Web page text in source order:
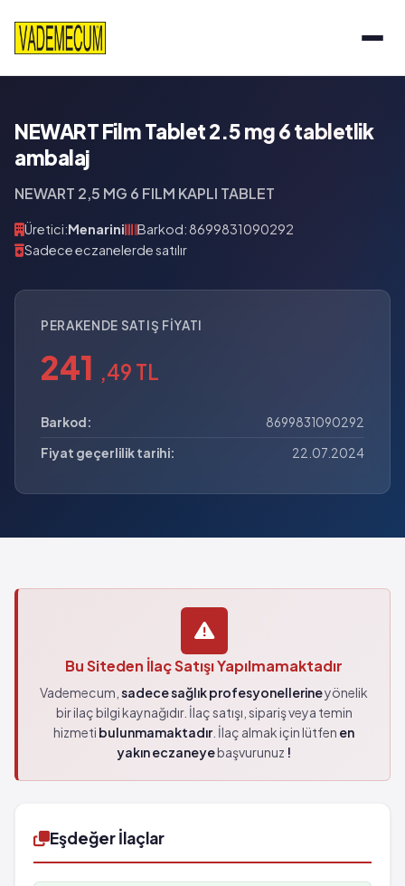
NEWART Film Tablet 2.5 mg 6 tabletlik
ambalaj
NEWART 2,5 MG 6 FILM KAPLI TABLET
Üretici:Menarini
Barkod: 8699831090292
Sadece eczanelerde satılır
PERAKENDE SATIŞ FIYATI
241 ,49 TL
Barkod:
8699831090292
Fiyat geçerlilik tarihi:
22.07.2024
Bu Siteden İlaç Satışı Yapılmamaktadır
Vademecum, sadece sağlık profesyonellerineyönelik
bir ilaç bilgi kaynağıdır. İlaç satışı, sipariş veya temin
hizmeti bulunmamaktadır. İlaç almak için lütfen en
yakın eczaneyebaşvurunuz !
Eşdeğer İlaçlar